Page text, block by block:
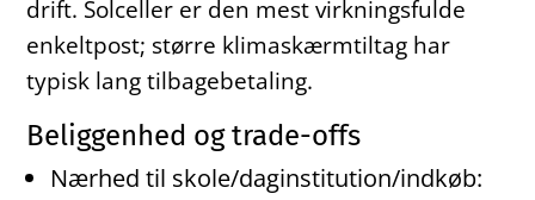
drift. Solceller er den mest virkningsfulde
enkeltpost; større klimaskærmtiltag har
typisk lang tilbagebetaling.
Beliggenhed og trade-offs
Nærhed til skole/daginstitution/indkøb: